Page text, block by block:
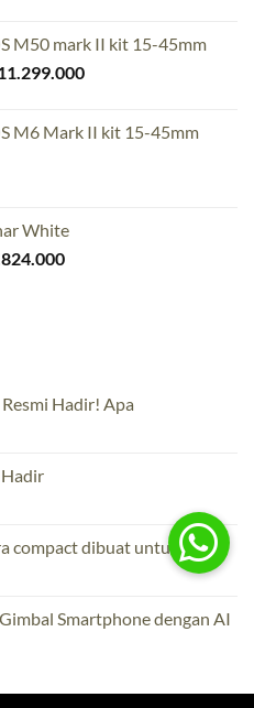
M50 mark II kit 15-45mm
Current
Rp11.299.000.
M6 Mark II kit 15-45mm
White
Current
Hadir! Apa
Hadir
compact dibuat untuk
Smartphone dengan AI